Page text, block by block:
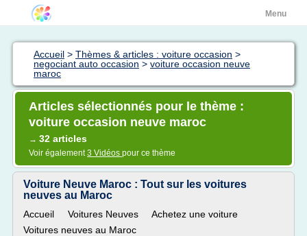
Menu
Accueil > Thèmes & articles : voiture occasion >
negociant auto occasion > voiture occasion neuve
maroc
Articles sélectionnés pour le thème :
voiture occasion neuve maroc
→ 32 articles
Voir également3 Vidéos pour ce thème
Voiture Neuve Maroc : Tout sur les voitures
neuves au Maroc
Accueil Voitures Neuves Achetez une voiture
Voitures neuves au Maroc